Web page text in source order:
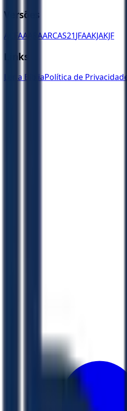
Versões
ACFAA ARAARCAS21JFAAKJAKJF
Links
Ler a BíbliaPolítica de Privacidade